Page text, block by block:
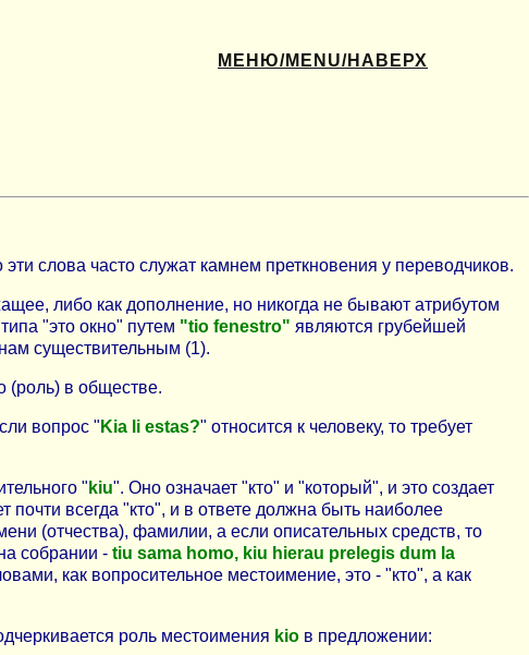
МЕНЮ/MENU/НАВЕРХ
эти слова часто служат камнем преткновения у переводчиков.
либо как дополнение, но никогда не бывают атрибутом
"это окно" путем "tio fenestro" являются грубейшей
существительным (1).
(роль) в обществе.
вопрос " Kia li estas?" относится к человеку, то требует
" kiu". Оно означает "кто" и "который", и это создает
почти всегда "кто", и в ответе должна быть наиболее
(отчества), фамилии, а если описательных средств, то
собрании - tiu sama homo, kiu hierau prelegis dum la
как вопросительное местоимение, это - "кто", а как
роль местоимения kio в предложении: